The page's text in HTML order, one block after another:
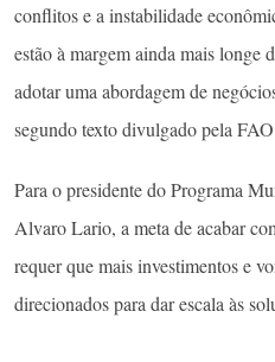
conflitos e a instabilidade
estão à margem ainda mais longe
adotar uma abordagem de
segundo texto divulgado pela
Para o presidente do Programa
Alvaro Lario, a meta de acabar
requer que mais investimentos e
direcionados para dar escala às